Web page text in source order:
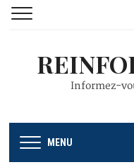
Informez-
MENU